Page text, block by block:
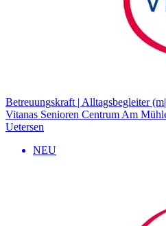
Betreuungskraft | Alltagsbegleiter
Vitanas Senioren Centrum Am
Uetersen
NEU